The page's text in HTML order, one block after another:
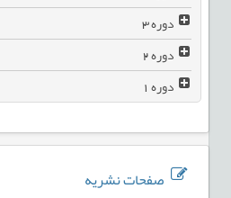
دوره3
دوره2
دوره1
صفحات نشریه